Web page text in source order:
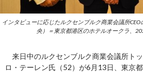
インタビューに応じたルクセンブルク商業会議所
央）＝東京都港区のホテルオークラ、
来日中のルクセンブルク商業会議所ト
ロ・テーレン氏（52）が6月13日、東京都